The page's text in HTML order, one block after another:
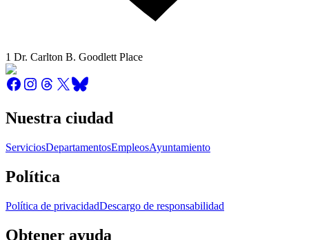
1 Dr. Carlton B. Goodlett Place
Nuestra ciudad
ServiciosDepartamentosEmpleosAyuntamiento
Política
Política de privacidadDescargo de responsabilidad
Obtener ayuda